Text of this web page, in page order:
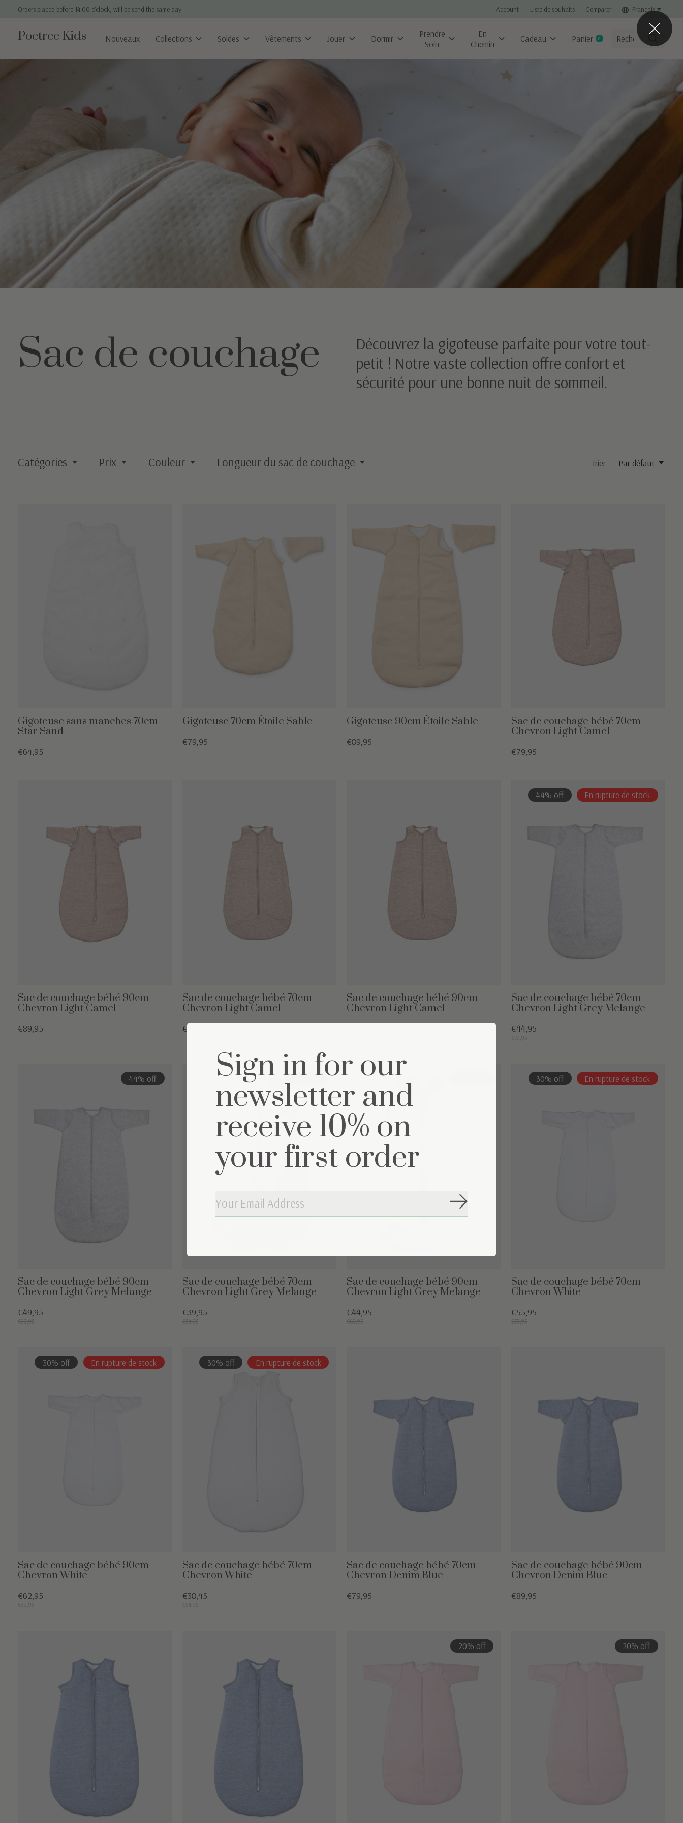
Orders placed before 14:00 o'clock, will be send the same day Account Liste de souhaits Comparer Français
Poetree Kids Nouveaux Collections Soldes Vêtements Jouer Dormir
Prendre
Soin
En
Chemin
Cadeau Panier 0items
Sac de couchage
Découvrez la gigoteuse parfaite pour votre tout-
petit ! Notre vaste collection offre confort et
sécurité pour une bonne nuit de sommeil.
Catégories Prix Couleur Longueur du sac de couchage Trier — Par défaut
Gigoteuse sans manches 70cm
Star Sand
€64,95
Gigoteuse 70cm Étoile Sable
€79,95
Gigoteuse 90cm Étoile Sable
€89,95
Sac de couchage bébé 70cm
Chevron Light Camel
€79,95
Sac de couchage bébé 90cm
Chevron Light Camel
€89,95
Sac de couchage bébé 70cm
Chevron Light Camel
€54,95
Sac de couchage bébé 90cm
Chevron Light Camel
44% off En rupture de stock
Sac de couchage bébé 70cm
Chevron Light Grey Melange
€44,95
€79,95
44% off
Sac de couchage bébé 90cm
Chevron Light Grey Melange
€49,95
€89,95
27% off
Sac de couchage bébé 70cm
Chevron Light Grey Melange
€39,95
€54,95
Sac de couchage bébé 90cm
Chevron Light Grey Melange
€44,95
€69,95
30% off En rupture de stock
Sac de couchage bébé 70cm
Chevron White
€55,95
€79,95
30% off En rupture de stock
Sac de couchage bébé 90cm
Chevron White
€62,95
€89,95
30% off En rupture de stock
Sac de couchage bébé 70cm
Chevron White
€38,45
€54,95
Sac de couchage bébé 70cm
Chevron Denim Blue
€79,95
Sac de couchage bébé 90cm
Chevron Denim Blue
€89,95
20% off 20% off
Sign in for our
newsletter and
receive 10% on
your first order
S'abonner